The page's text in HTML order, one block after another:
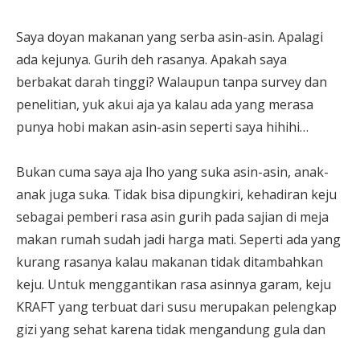
Saya doyan makanan yang serba asin-asin. Apalagi
ada kejunya. Gurih deh rasanya. Apakah saya
berbakat darah tinggi? Walaupun tanpa survey dan
penelitian, yuk akui aja ya kalau ada yang merasa
punya hobi makan asin-asin seperti saya hihihi…
Bukan cuma saya aja lho yang suka asin-asin, anak-
anak juga suka. Tidak bisa dipungkiri, kehadiran keju
sebagai pemberi rasa asin gurih pada sajian di meja
makan rumah sudah jadi harga mati. Seperti ada yang
kurang rasanya kalau makanan tidak ditambahkan
keju. Untuk menggantikan rasa asinnya garam, keju
KRAFT yang terbuat dari susu merupakan pelengkap
gizi yang sehat karena tidak mengandung gula dan